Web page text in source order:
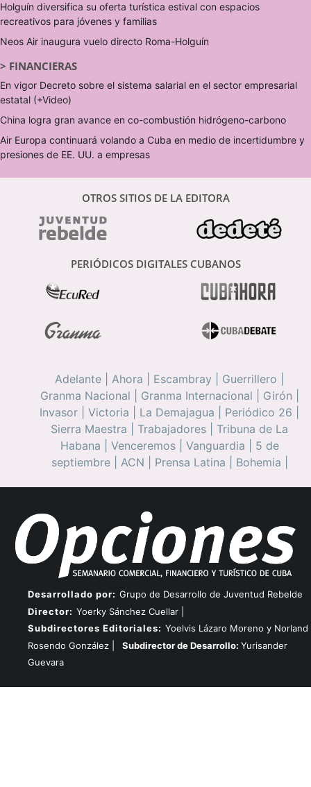
Holguín diversifica su oferta turística estival con espacios
recreativos para jóvenes y familias
Neos Air inaugura vuelo directo Roma-Holguín
> FINANCIERAS
En vigor Decreto sobre el sistema salarial en el sector empresarial
estatal (+Video)
China logra gran avance en co-combustión hidrógeno-carbono
Air Europa continuará volando a Cuba en medio de incertidumbre y
presiones de EE. UU. a empresas
OTROS SITIOS DE LA EDITORA
PERIÓDICOS DIGITALES CUBANOS
Adelante Ahora Escambray Guerrillero
Granma Nacional
Granma Internacional Girón
Invasor
Victoria La Demajagua Periódico 26
Sierra Maestra
Trabajadores
Tribuna de La
Habana
Venceremos| Vanguardia
5 de
septiembre| ACN Prensa Latina Bohemia
Desarrollado por: Grupo de Desarrollo de Juventud Rebelde
Director: Yoerky Sánchez Cuellar |
Subdirectores Editoriales: Yoelvis Lázaro Moreno y Norland
Rosendo González |
Subdirector de Desarrollo: Yurisander
Guevara